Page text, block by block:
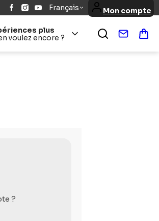
Français Mon compte
plus
en voulez encore ?
?